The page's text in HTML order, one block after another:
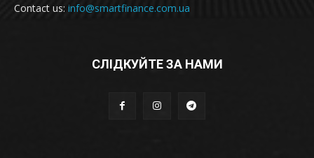
Contact us: info@smartfinance.com.ua
СЛІДКУЙТЕ ЗА НАМИ